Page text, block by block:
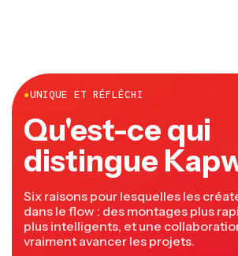
●UNIQUE ET RÉFLÉCHI
Qu'est-ce qui
distingue
Six raisons pour lesquelles les
dans le flow : des montages plus
plus intelligents, et une
vraiment avancer les projets.